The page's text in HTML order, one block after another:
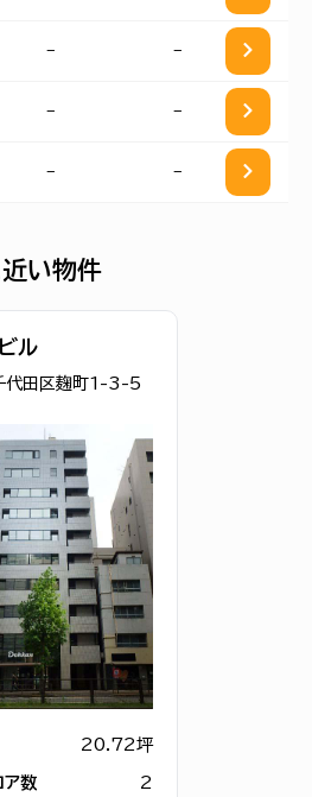
− −
− −
− −
い物件
ル
代田区麹町1-3-5
20.72坪
ア数 2